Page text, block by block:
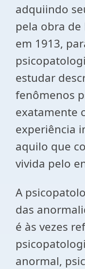
adquiindo
pela obra de
em 1913,
estudar
fenômenos
exatamente
experiência
aquilo que
vivida pelo
A
das
é às vezes
anormal,